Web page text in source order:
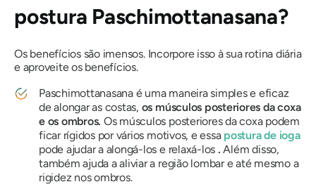
postura Paschimottanasana?
Os benefícios são imensos. Incorpore isso à sua rotina diária
e aproveite os benefícios.
Paschimottanasanaé uma maneira simples e eficaz
de alongar as costas, os músculos posteriores da coxa
e os ombros. Os músculos posteriores da coxa podem
ficar rígidos por vários motivos, e essa postura de ioga
pode ajudar a alongá-los e relaxá-los .Além disso,
também ajuda a aliviar a região lombar e até mesmo a
rigidez nos ombros.